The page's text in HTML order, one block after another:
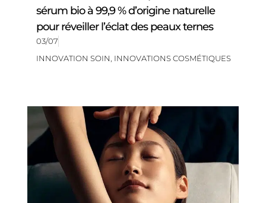
sérum bio à 99,9 % d’origine naturelle
pour réveiller l’éclat des peaux ternes
03/07
INNOVATION SOIN, INNOVATIONS COSMÉTIQUES